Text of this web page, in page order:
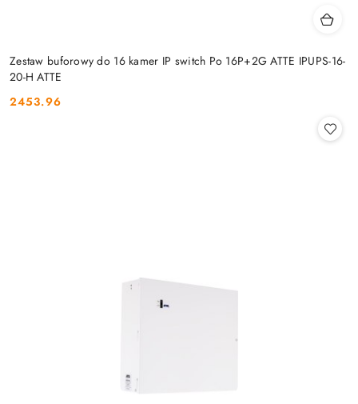
Zestaw buforowy do 16 kamer IP switch Po 16P+2G ATTE IPUPS-16-
20-H ATTE
Cena:
2453.96